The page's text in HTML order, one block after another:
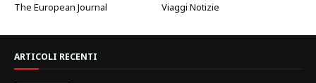
The European Journal
Viaggi Notizie
ARTICOLI RECENTI